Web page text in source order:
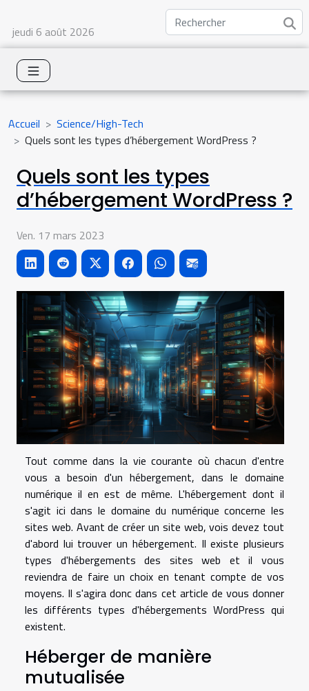
jeudi 6 août 2026
Accueil
Science/High-Tech
Quels sont les types d’hébergement WordPress ?
Quels sont les types
d’hébergement WordPress ?
Ven. 17 mars 2023
Tout comme dans la vie courante où chacun d'entre
vous a besoin d'un hébergement, dans le domaine
numérique il en est de même. L'hébergement dont il
s'agit ici dans le domaine du numérique concerne les
sites web. Avant de créer un site web, vois devez tout
d'abord lui trouver un hébergement. Il existe plusieurs
types d'hébergements des sites web et il vous
reviendra de faire un choix en tenant compte de vos
moyens. Il s'agira donc dans cet article de vous donner
les différents types d'hébergements WordPress qui
existent.
Héberger de manière
mutualisée